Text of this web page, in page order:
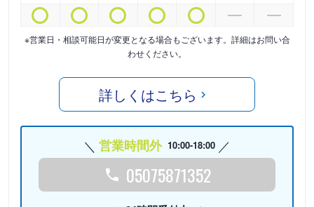
※営業日・相談可能日が変更となる場合もございます。詳細はお問い合
わせください。
詳しくはこちら
営業時間外 10:00-18:00
05075871352